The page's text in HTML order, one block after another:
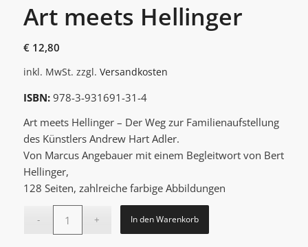
Art meets Hellinger
€12,80
inkl. MwSt. zzgl. Versandkosten
ISBN:978-3-931691-31-4
Art meets Hellinger – Der Weg zur Familienaufstellung
des Künstlers Andrew Hart Adler.
Von Marcus Angebauer mit einem Begleitwort von Bert
Hellinger,
128 Seiten, zahlreiche farbige Abbildungen
In den Warenkorb